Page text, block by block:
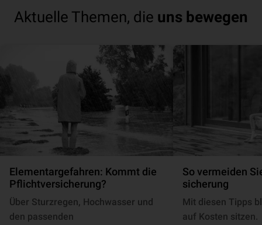
Aktuelle Themen, die uns bewegen
Elementargefahren: Kommt die
Pflichtversicherung?
Über Sturzregen, Hochwasser und
den passenden
So vermeiden
si­che­rung
Mit diesen Tipps
auf Kosten sitzen.